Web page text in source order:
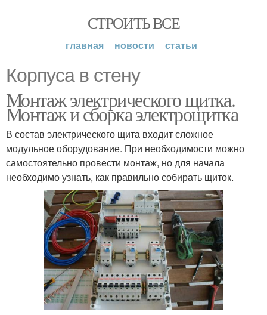
СТРОИТЬ ВСЕ
главная новости статьи
Корпуса в стену
Монтаж электрического щитка.
Монтаж и сборка электрощитка
В состав электрического щита входит сложное
модульное оборудование. При необходимости можно
самостоятельно провести монтаж, но для начала
необходимо узнать, как правильно собирать щиток.